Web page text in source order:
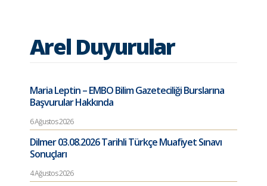
Arel Duyurular
Maria Leptin – EMBO Bilim Gazeteciliği Burslarına
Başvurular Hakkında
6 Ağustos 2026
Dilmer 03.08.2026 Tarihli Türkçe Muafiyet Sınavı
Sonuçları
4 Ağustos 2026